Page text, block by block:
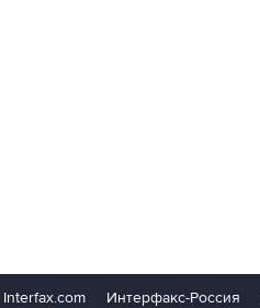
Interfax.com Интерфакс-Россия